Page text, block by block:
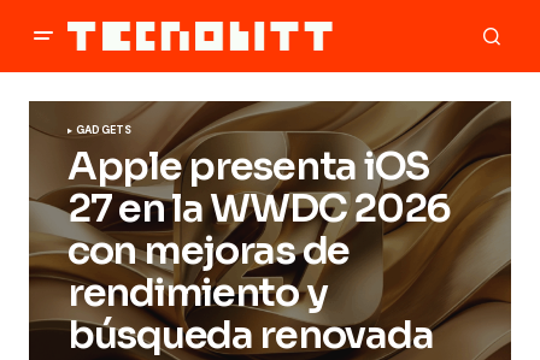
GADGETS
Apple presenta iOS
27 en la WWDC 2026
con mejoras de
rendimiento y
búsqueda renovada